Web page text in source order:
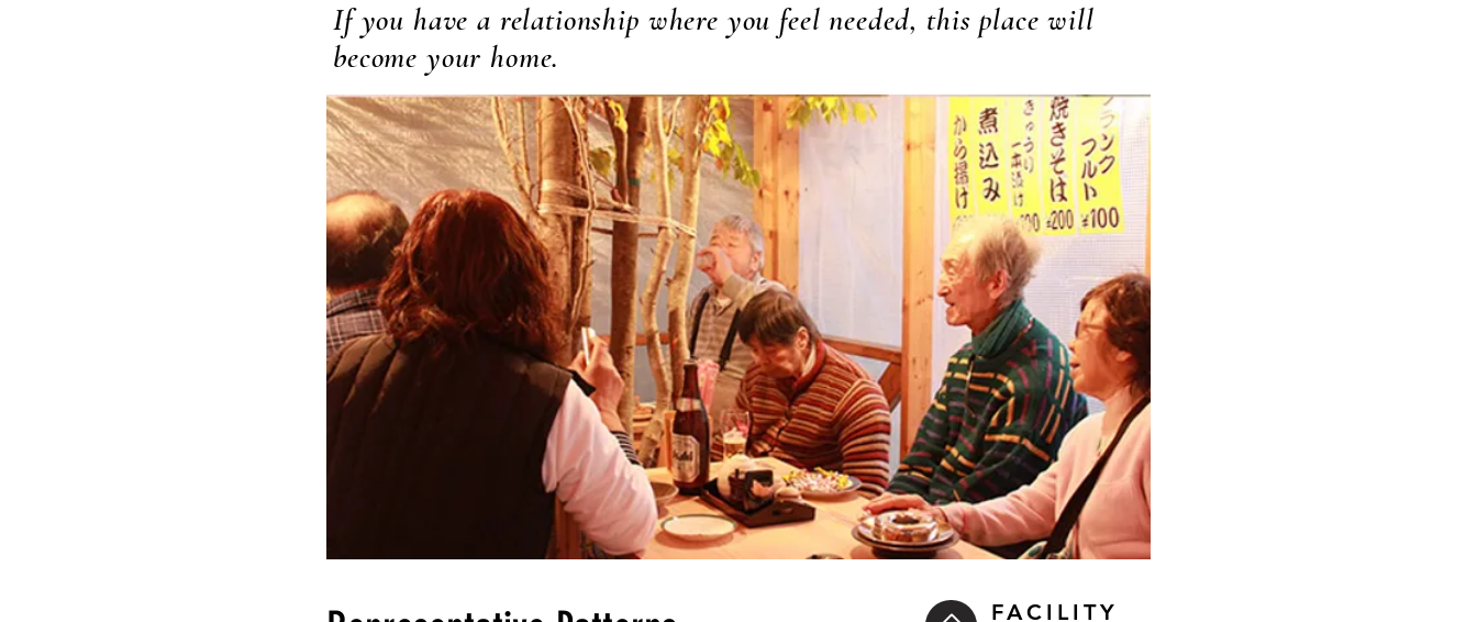
If you have a relationship where you feel needed, this place will
become your home.
FACILITY